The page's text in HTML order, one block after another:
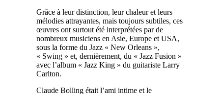
Grâce à leur distinction, leur chaleur et leurs
mélodies attrayantes, mais toujours subtiles, ces
œuvres ont surtout été interprétées par de
nombreux musiciens en Asie, Europe et USA,
sous la forme du Jazz « New Orleans »,
« Swing » et, dernièrement, du « Jazz Fusion »
avec l’album « Jazz King » du guitariste Larry
Carlton.
Claude Bolling était l’ami intime et le